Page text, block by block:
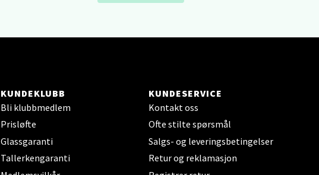
KUNDEKLUBB
Bli klubbmedlem
Prisløfte
Glassgaranti
Tallerkengaranti
KUNDESERVICE
Kontakt oss
Ofte stilte spørsmål
Salgs- og leveringsbetingelser
Retur og reklamasjon